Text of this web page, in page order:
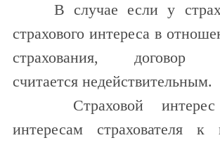
В случае если у
страхового интереса в
страхования, договор
считается недействительным.
Страховой интерес
интересам страхователя к